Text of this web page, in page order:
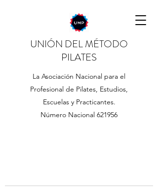
UNIÓN DEL MÉTODO
PILATES
La Asociación Nacional para el
Profesional de Pilates, Estudios,
Escuelas y Practicantes.
Número Nacional 621956